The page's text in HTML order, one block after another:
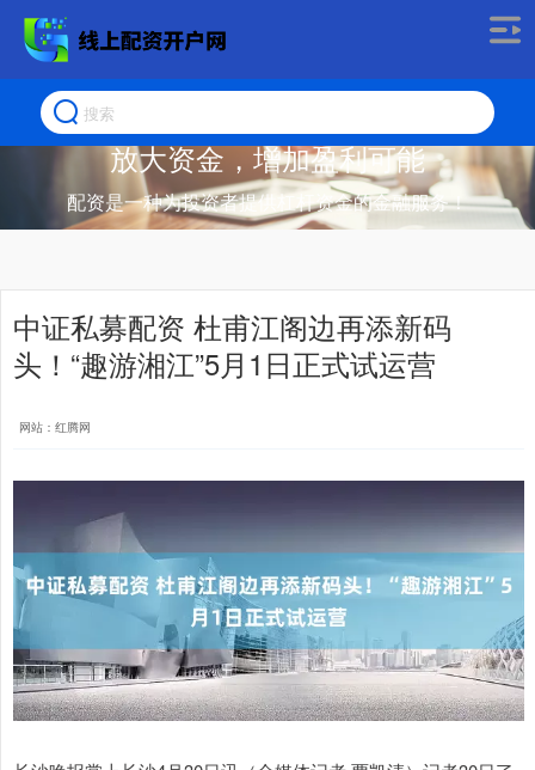
放大资金，增加盈利可能
配资是一种为投资者提供杠杆资金的金融服务！
中证私募配资 杜甫江阁边再添新码
头！“趣游湘江”5月1日正式试运营
网站：红腾网